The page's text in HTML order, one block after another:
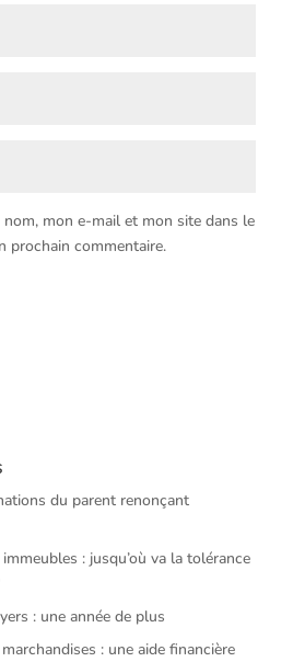
mon e-mail et mon site dans le
prochain commentaire.
du parent renonçant
: jusqu’où va la tolérance
: une année de plus
: une aide financière